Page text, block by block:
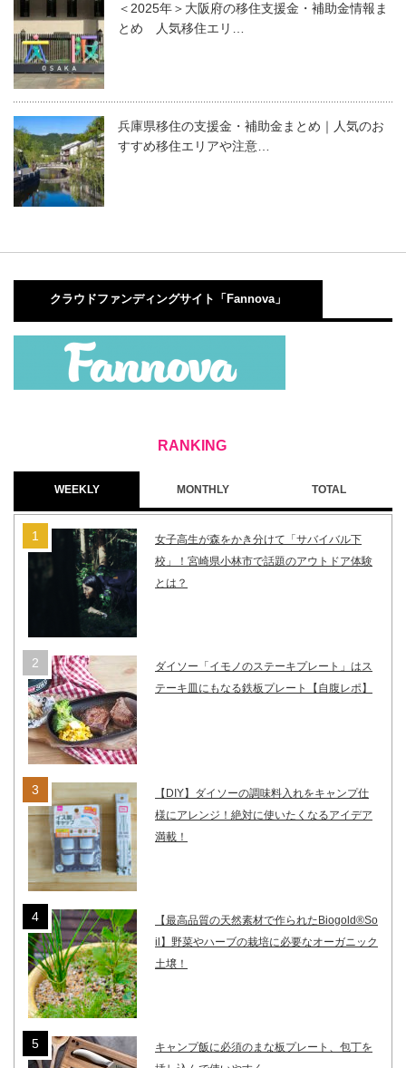
＜2025年＞大阪府の移住支援金・補助金情報ま
とめ 人気移住エリ…
兵庫県移住の支援金・補助金まとめ｜人気のお
すすめ移住エリアや注意…
クラウドファンディングサイト「Fannova」
WEEKLY MONTHLY TOTAL
女子高生が森をかき分けて「サバイバル下
校」！宮崎県小林市で話題のアウトドア体験
とは？
ダイソー「イモノのステーキプレート」はス
テーキ皿にもなる鉄板プレート【自腹レポ】
【DIY】ダイソーの調味料入れをキャンプ仕
様にアレンジ！絶対に使いたくなるアイデア
満載！
【最高品質の天然素材で作られたBiogold®So
il】野菜やハーブの栽培に必要なオーガニック
土壌！
キャンプ飯に必須のまな板プレート、包丁を